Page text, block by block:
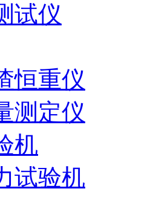
试仪
恒重仪
测定仪
机
试验机